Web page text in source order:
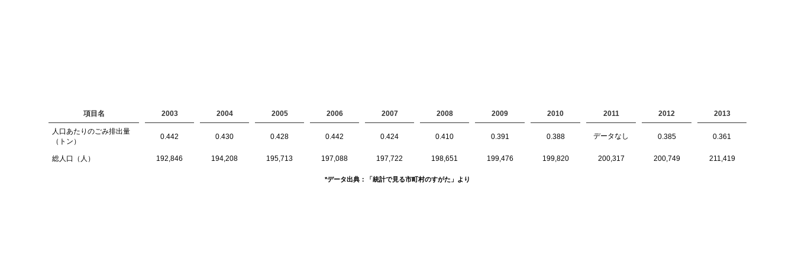
項目名 2003 2004 2005 2006 2007 2008 2009 2010 2011 2012 2013
人口あたりのごみ排出量
（トン）
0.442 0.430 0.428 0.442 0.424 0.410 0.391 0.388 データなし 0.385 0.361
総人口（人） 192,846 194,208 195,713 197,088 197,722 198,651 199,476 199,820 200,317 200,749 211,419
*データ出典：「統計で見る市町村のすがた」より